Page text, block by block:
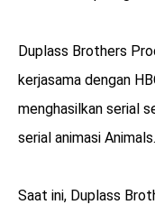
Duplass Brothers
kerjasama dengan
menghasilkan serial
serial animasi Animals.
Saat ini, Duplass